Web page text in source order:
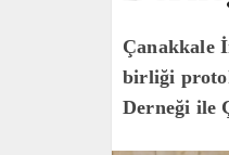
Çanakkale
birliği
Derneği ile